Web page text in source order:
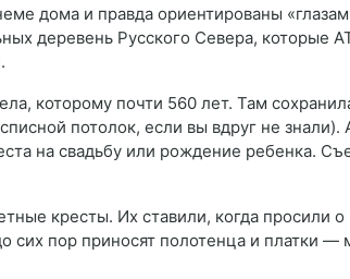
дома и правда ориентированы
деревень Русского Севера, которые
которому почти 560 лет. Там
потолок, если вы вдруг не
на свадьбу или рождение ребенка.
кресты. Их ставили, когда просили
сих пор приносят полотенца и платки